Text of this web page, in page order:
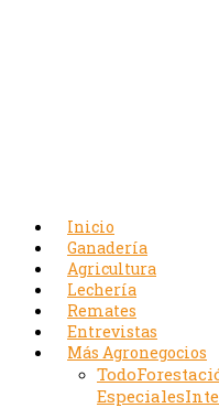
Inicio
Ganadería
Agricultura
Lechería
Remates
Entrevistas
Más Agronegocios
Todo
Especiales